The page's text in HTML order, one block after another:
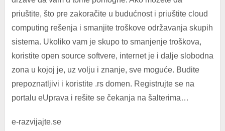
priuštite, što pre zakoračite u budućnost i priuštite cloud
computing rešenja i smanjite troškove održavanja skupih
sistema. Ukoliko vam je skupo to smanjenje troškova,
koristite open source softvere, internet je i dalje slobodna
zona u kojoj je, uz volju i znanje, sve moguće. Budite
prepoznatljivi i koristite .rs domen. Registrujte se na
portalu eUprava i rešite se čekanja na šalterima…
e-razvijajte.se